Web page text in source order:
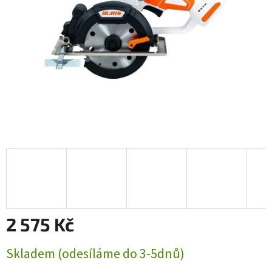
2 575 Kč
cena:
Skladem (odesíláme do 3-5dnů)